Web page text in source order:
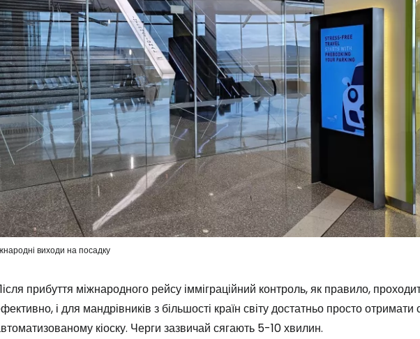
виходи на посадку
прибуття міжнародного рейсу імміграційний контроль, як правило,
і для мандрівників з більшості країн світу достатньо просто отримати
кіоску. Черги зазвичай сягають 5-10 хвилин.
Увійдіть до Cestee
... світова туристична спільнота